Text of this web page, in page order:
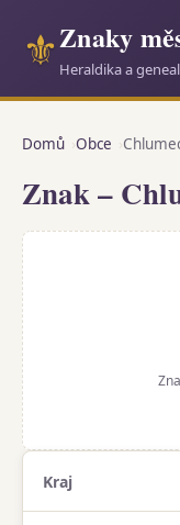
⚜Znaky
Heraldika a
Domů Obce
Znak –
Kraj